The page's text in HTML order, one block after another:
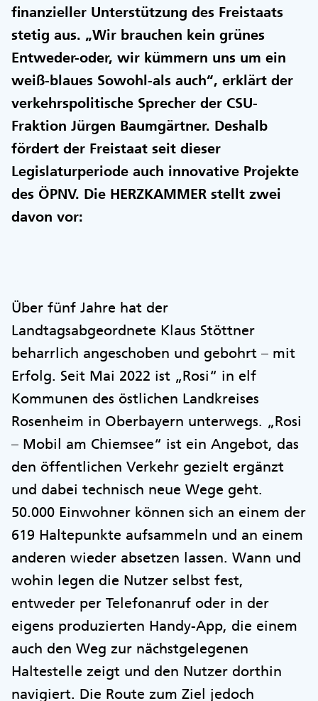
finanzieller Unterstützung des Freistaats
stetig aus. „Wir brauchen kein grünes
Entweder-oder, wir kümmern uns um ein
weiß-blaues Sowohl-als auch“, erklärt der
verkehrspolitische Sprecher der CSU-
Fraktion Jürgen Baumgärtner. Deshalb
fördert der Freistaat seit dieser
Legislaturperiode auch innovative Projekte
des ÖPNV. Die HERZKAMMER stellt zwei
davon vor:
Über fünf Jahre hat der
Landtagsabgeordnete Klaus Stöttner
beharrlich angeschoben und gebohrt – mit
Erfolg. Seit Mai 2022 ist „Rosi“ in elf
Kommunen des östlichen Landkreises
Rosenheim in Oberbayern unterwegs. „Rosi
– Mobil am Chiemsee“ ist ein Angebot, das
den öffentlichen Verkehr gezielt ergänzt
und dabei technisch neue Wege geht.
50.000 Einwohner können sich an einem der
619 Haltepunkte aufsammeln und an einem
anderen wieder absetzen lassen. Wann und
wohin legen die Nutzer selbst fest,
entweder per Telefonanruf oder in der
eigens produzierten Handy-App, die einem
auch den Weg zur nächstgelegenen
Haltestelle zeigt und den Nutzer dorthin
navigiert. Die Route zum Ziel jedoch